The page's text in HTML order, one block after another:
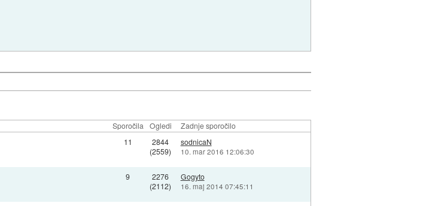
Sporočila Ogledi Zadnje sporočilo
11
2844
(2559)
sodnicaN
10. mar 2016 12:06:30
9
2276
(2112)
Gogyto
16. maj 2014 07:45:11